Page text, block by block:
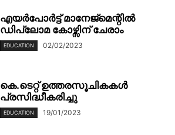
എയർപോർട്ട് മാനേജ്മെന്റിൽ
ഡിപ്ലോമ കോഴ്സിന് ചേരാം
EDUCATION 02/02/2023
കെ.ടെറ്റ് ഉത്തരസൂചികകൾ
പ്രസിദ്ധീകരിച്ചു
EDUCATION 19/01/2023